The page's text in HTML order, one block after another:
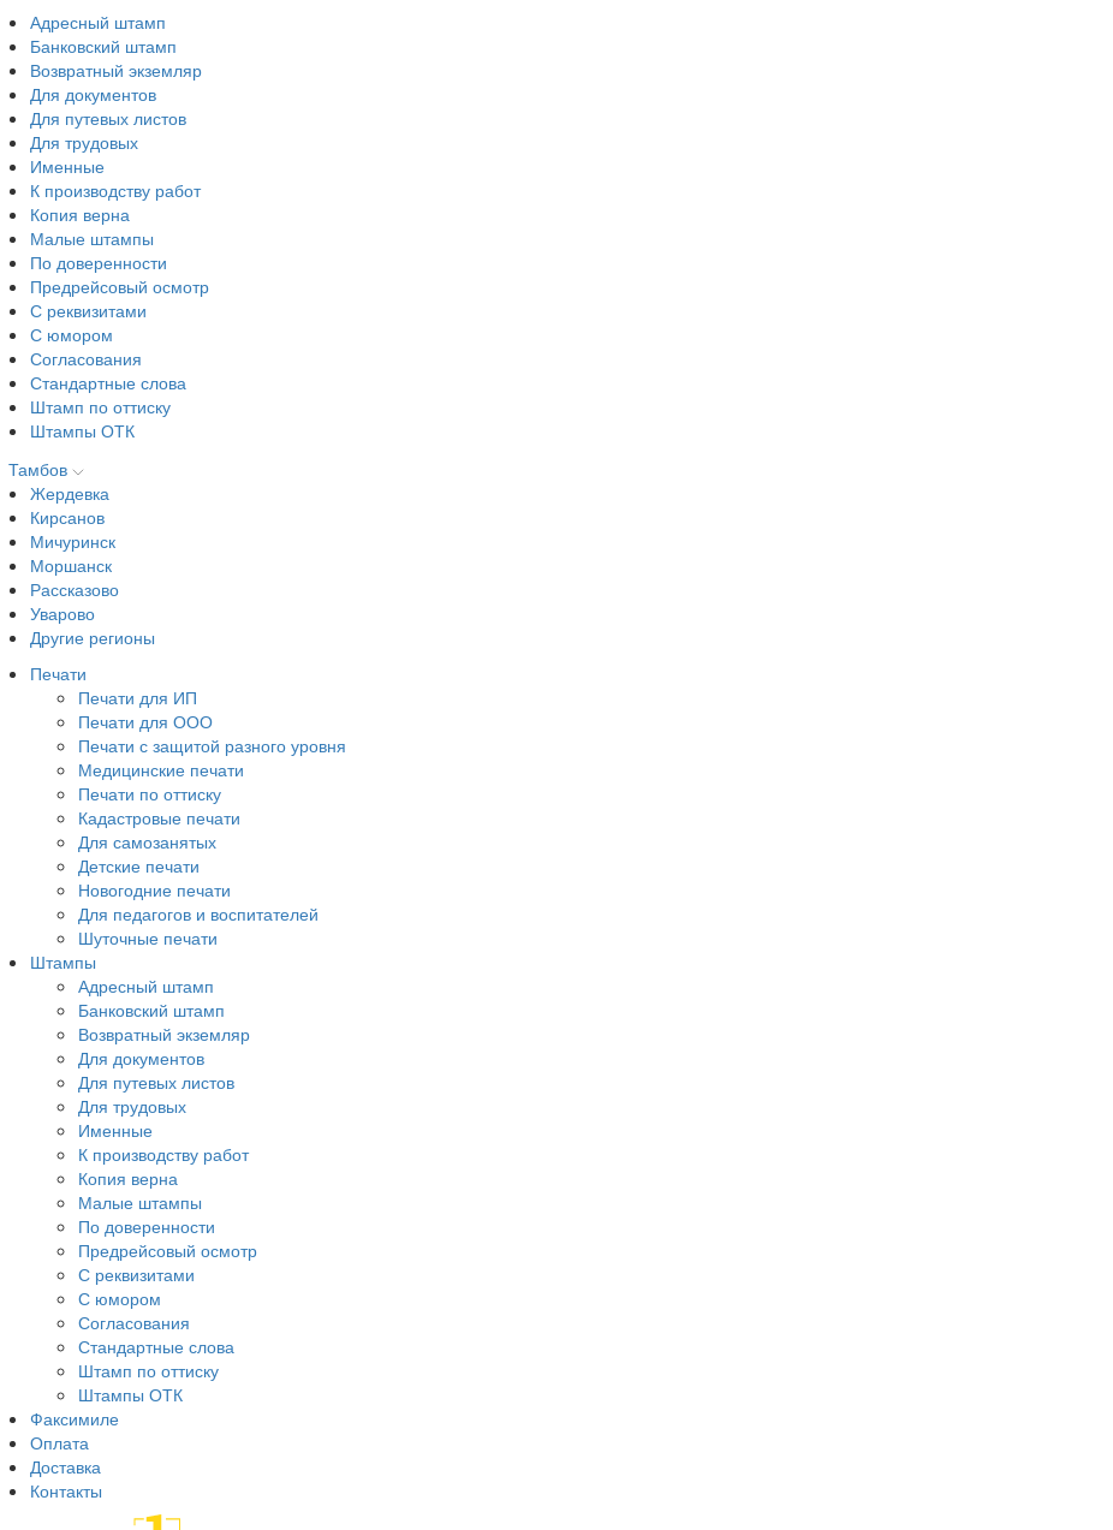
Адресный штамп
Банковский штамп
Возвратный экземляр
Для документов
Для путевых листов
Для трудовых
Именные
К производству работ
Копия верна
Малые штампы
По доверенности
Предрейсовый осмотр
С реквизитами
С юмором
Согласования
Стандартные слова
Штамп по оттиску
Штампы ОТК
Тамбов
Жердевка
Кирсанов
Мичуринск
Моршанск
Рассказово
Уварово
Другие регионы
Печати
Печати для ИП
Печати для ООО
Печати с защитой разного уровня
Медицинские печати
Печати по оттиску
Кадастровые печати
Для самозанятых
Детские печати
Новогодние печати
Для педагогов и воспитателей
Шуточные печати
Штампы
Адресный штамп
Банковский штамп
Возвратный экземляр
Для документов
Для путевых листов
Для трудовых
Именные
К производству работ
Копия верна
Малые штампы
По доверенности
Предрейсовый осмотр
С реквизитами
С юмором
Согласования
Стандартные слова
Штамп по оттиску
Штампы ОТК
Факсимиле
Оплата
Доставка
Контакты